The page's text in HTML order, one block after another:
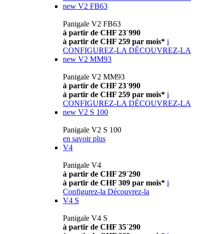
new V2 FB63
Panigale V2 FB63
à partir de CHF 23´990
à partir de CHF 259 par mois* i
CONFIGUREZ-LA DÉCOUVREZ-LA
new V2 MM93
Panigale V2 MM93
à partir de CHF 23´990
à partir de CHF 259 par mois* i
CONFIGUREZ-LA DÉCOUVREZ-LA
new V2 S 100
Panigale V2 S 100
en savoir plus
V4
Panigale V4
à partir de CHF 29´290
à partir de CHF 309 par mois* i
Configurez-la Découvrez-la
V4 S
Panigale V4 S
à partir de CHF 35´290